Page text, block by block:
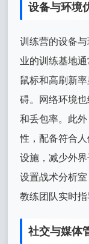
设备与环境
训练营的设备
业的训练基地
鼠标和高刷新
碍。网络环境
和丢包率。此
性，配备符合
设施，减少外
设置战术分析
教练团队实时指
社交与媒体